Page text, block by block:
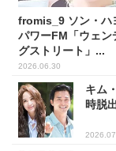
fromis_9 ソン・ハ
パワーFM「ウェン
グストリート」...
2026.06.30
キム
時脱